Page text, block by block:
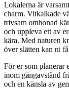
Lokalerna är
charm. Vitkalkade
trivsam ombonad
och uppleva ett av
kära. Med naturen
över slätten kan ni
För er som planerar
inom gångavstånd
och en känsla av